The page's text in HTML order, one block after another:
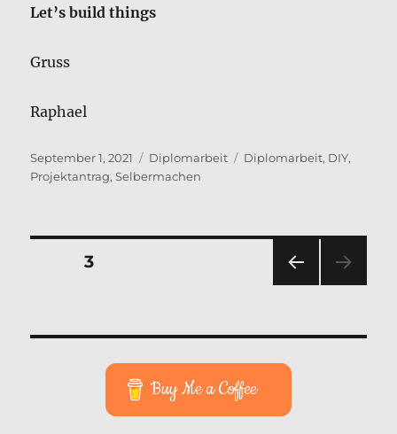
Let’s build things
Gruss
Raphael
Veröffentlicht
am
September 1, 2021 Kategorien
Diplomarbeit Schlagwörter
Diplomarbeit, DIY,
Projektantrag,Selbermachen
Seitennummerierung
Beiträge
SEIT
E
SEITE3
Buy Me a Coffee